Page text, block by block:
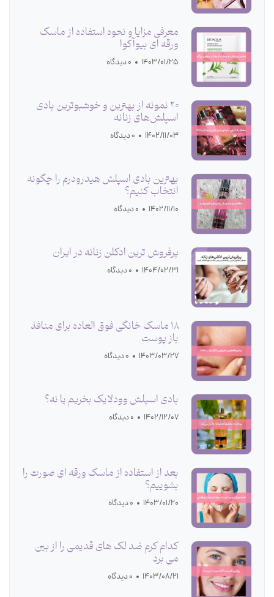
معرفی مزایا و نحوه استفاده از ماسک
ورقه ای بیوآکوا
1403/01/25 0 دیدگاه
20 نمونه از بهترین و خوشبوترین بادی
اسپلش‌های زنانه
1402/11/03 0 دیدگاه
بهترین بادی اسپلش هیدرودرم را چگونه
انتخاب کنیم؟
1402/11/10 0 دیدگاه
پرفروش ترین ادکلن زنانه در ایران
1404/02/31 0 دیدگاه
18 ماسک خانگی فوق العاده برای منافذ
باز پوست
1403/03/27 0 دیدگاه
بادی اسپلش وودلایک بخریم یا نه؟
1402/12/07 0 دیدگاه
بعد از استفاده از ماسک ورقه ای صورت را
بشوییم؟
1403/01/20 0 دیدگاه
کدام کرم ضد لک های قدیمی را از بین
می برد
1403/08/21 0 دیدگاه